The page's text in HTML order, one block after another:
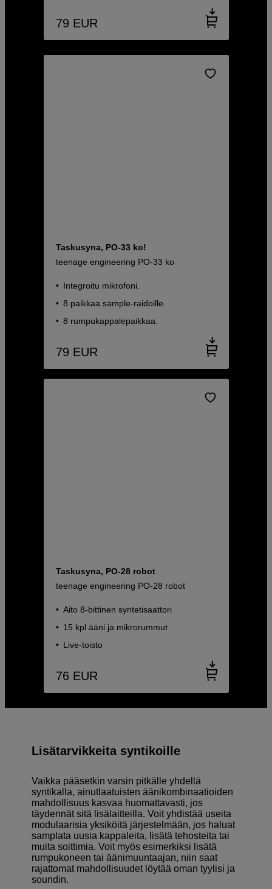
79 EUR
Taskusyna, PO-33 ko!
teenage engineering PO-33 ko
Integroitu mikrofoni.
8 paikkaa sample-raidoille.
8 rumpukappalepaikkaa.
79 EUR
Taskusyna, PO-28 robot
teenage engineering PO-28 robot
Aito 8-bittinen syntetisaattori
15 kpl ääni ja mikrorummut
Live-toisto
76 EUR
Lisätarvikkeita syntikoille
Vaikka pääsetkin varsin pitkälle yhdellä
syntikalla, ainutlaatuisten äänikombinaatioiden
mahdollisuus kasvaa huomattavasti, jos
täydennät sitä lisälaitteilla. Voit yhdistää useita
modulaarisia yksiköitä järjestelmään, jos haluat
samplata uusia kappaleita, lisätä tehosteita tai
muita soittimia. Voit myös esimerkiksi lisätä
rumpukoneen tai äänimuuntaajan, niin saat
rajattomat mahdollisuudet löytää oman tyylisi ja
soundin.